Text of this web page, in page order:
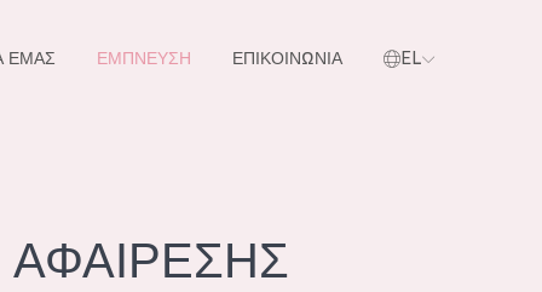
ΕΜΑΣ ΕΜΠΝΕΥΣΗ ΕΠΙΚΟΙΝΩΝΙΑ EL